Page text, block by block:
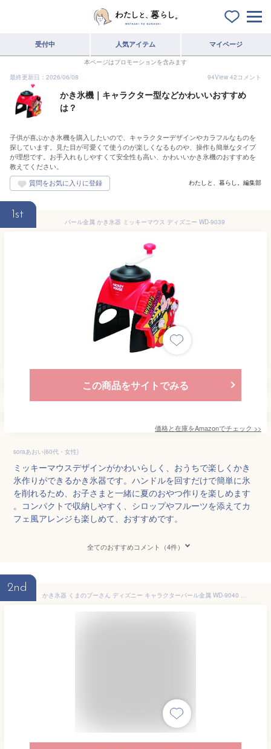
受付中 人気アイテム マイページ
本ページはプロモーションを含みます
最終更新日：2026/06/08
94View 42コメント
かき氷機｜キャラクター型などかわいいおすすめ
は？
子供が喜ぶかき氷機を購入したいので、キャラクターデザインやカラフルなものを
探しています。見た目が可愛くて使うのが楽しくなるものや、操作も簡単なタイプ
が理想です。お手入れもしやすくて安全性も高い、かわいいかき氷機のおすすめを
教えてください。
わたしと、暮らし。編集部
1st
パール金属 かき氷器 ミッキーマウス ディズニー WD-9039
この商品をサイトでみる
価格と在庫をAmazonでチェック >>
soraあおい(60代・女性)
ミッキーマウスデザインがかわいらしく、おうちで楽しくかき
氷作りができるかき氷器です。ハンドルを回すだけで簡単に氷
を削れるため、お子さまと一緒に夏のおやつ作りを楽しめます
。コンパクトで収納しやすく、シロップやフルーツを添えてカ
フェ風アレンジも楽しめて、おすすめです。
全てのおすすめコメント（4件）
2nd
かき氷器 くまのプーさん ディズニー キャラクターパール金属 WD-9040 日本製 製氷カップ付 家庭製氷機